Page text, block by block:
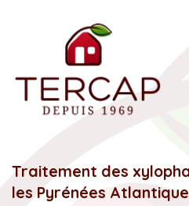
Traitement des
les Pyrénées